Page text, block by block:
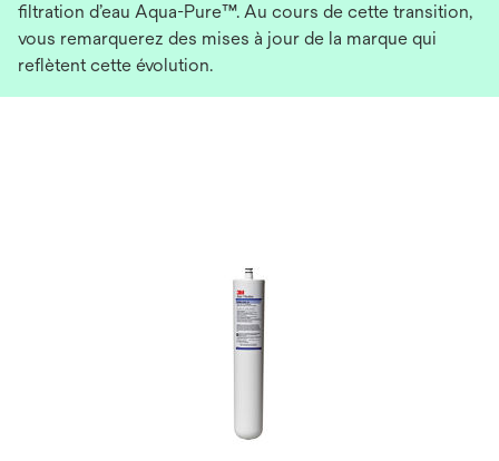
filtration d’eau Aqua-Pure™. Au cours de cette transition,
vous remarquerez des mises à jour de la marque qui
reflètent cette évolution.